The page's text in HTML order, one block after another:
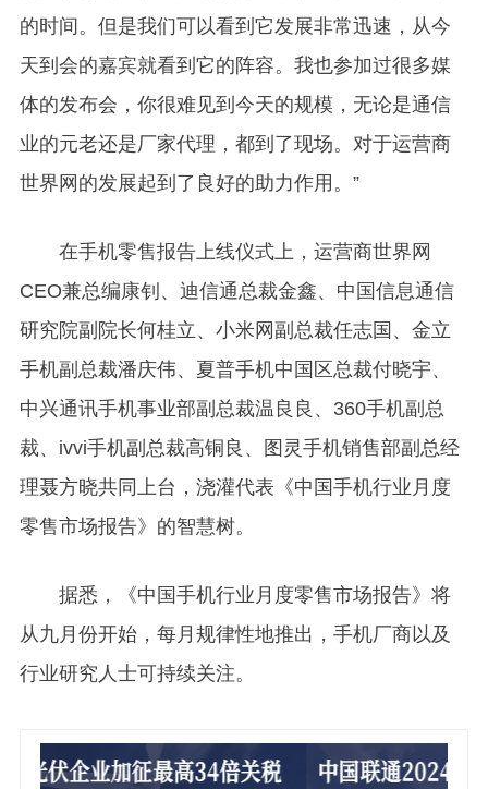
的时间。但是我们可以看到它发展非常迅速，从今
天到会的嘉宾就看到它的阵容。我也参加过很多媒
体的发布会，你很难见到今天的规模，无论是通信
业的元老还是厂家代理，都到了现场。对于运营商
世界网的发展起到了良好的助力作用。”
在手机零售报告上线仪式上，运营商世界网
CEO兼总编康钊、迪信通总裁金鑫、中国信息通信
研究院副院长何桂立、小米网副总裁任志国、金立
手机副总裁潘庆伟、夏普手机中国区总裁付晓宇、
中兴通讯手机事业部副总裁温良良、360手机副总
裁、ivvi手机副总裁高铜良、图灵手机销售部副总经
理聂方晓共同上台，浇灌代表《中国手机行业月度
零售市场报告》的智慧树。
据悉，《中国手机行业月度零售市场报告》将
从九月份开始，每月规律性地推出，手机厂商以及
行业研究人士可持续关注。